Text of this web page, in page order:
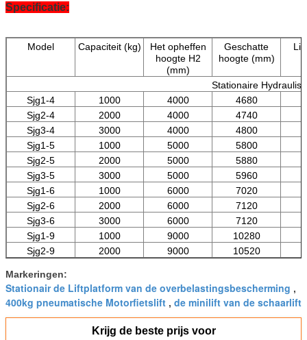
Specificatie:
Model Capaciteit (kg)
Het opheffen
hoogte H2
(mm)
Geschatte
hoogte (mm)
Stationaire
Sjg1-4
1000 4000 4680
Sjg2-4
2000 4000 4740
Sjg3-4
3000 4000 4800
Sjg1-5
1000 5000 5800
Sjg2-5
2000 5000 5880
Sjg3-5
3000 5000 5960
Sjg1-6
1000 6000 7020
Sjg2-6
2000 6000 7120
Sjg3-6
3000 6000 7120
Sjg1-9
1000 9000 10280
Sjg2-9
2000 9000 10520
Markeringen:
Stationair de Liftplatform van de overbelastingsbescherming ,
400kg pneumatische Motorfietslift , de minilift van de schaarlift
Krijg de beste prijs voor